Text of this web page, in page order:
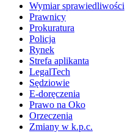
Wymiar sprawiedliwości
Prawnicy
Prokuratura
Policja
Rynek
Strefa aplikanta
LegalTech
Sędziowie
E-doręczenia
Prawo na Oko
Orzeczenia
Zmiany w k.p.c.